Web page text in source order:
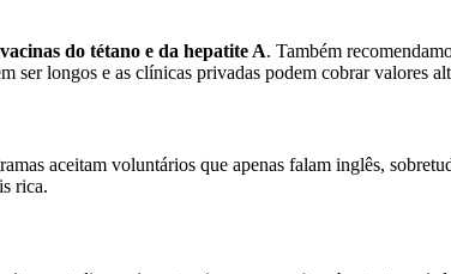
do tétano e da hepatite A. Também
ser longos e as clínicas privadas podem cobrar valores
aceitam voluntários que apenas falam inglês,
rica.